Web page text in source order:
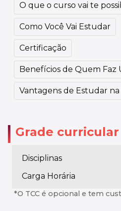
O que o curso vai te
Como Você Vai Estudar
Certificação
Benefícios de Quem Faz
Vantagens de Estudar
Grade curricular
Disciplinas
Carga Horária
*O TCC é opcional e tem